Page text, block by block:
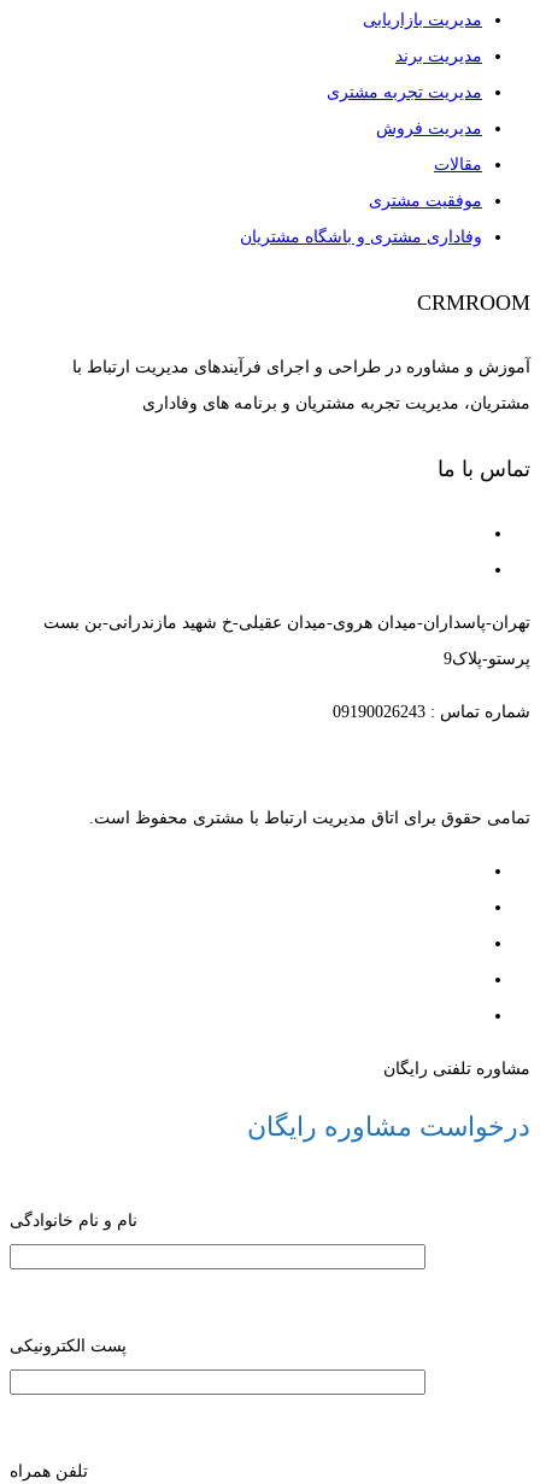
مدیریت بازاریابی
مدیریت برند
مدیریت تجربه مشتری
مدیریت فروش
مقالات
موفقیت مشتری
وفاداری مشتری و باشگاه مشتریان
CRMROOM
آموزش و مشاوره در طراحی و اجرای فرآیندهای مدیریت ارتباط با
مشتریان، مدیریت تجربه مشتریان و برنامه های وفاداری
تماس با ما
تهران-پاسداران-میدان هروی-میدان عقیلی-خ شهید مازندرانی-بن بست
پرستو-پلاک9
شماره تماس : 09190026243
تمامی حقوق برای اتاق مدیریت ارتباط با مشتری محفوظ است.
مشاوره تلفنی رایگان
درخواست مشاوره رایگان
نام و نام خانوادگی
پست الکترونیکی
تلفن همراه